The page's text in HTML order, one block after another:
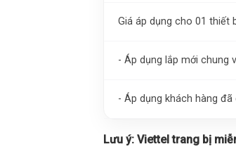
Giá áp dụng cho 01 thiết
- Áp dụng lắp mới chung
- Áp dụng khách hàng
Lưu ý: Viettel trang bị